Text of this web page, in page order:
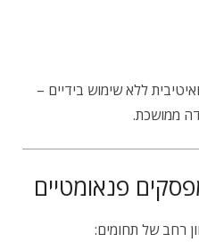
ללא שימוש בידיים –
ממושכת.
פנאומטיים
רחב של תחומים: